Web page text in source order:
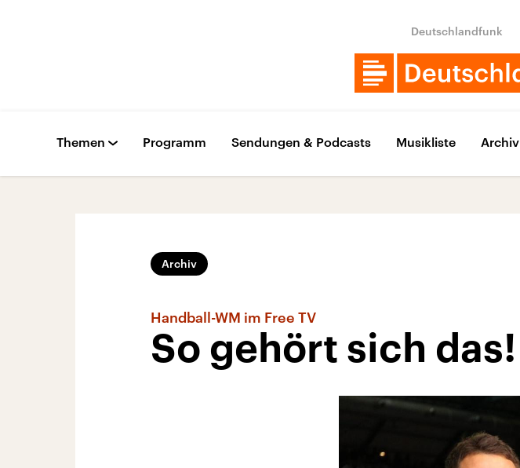
Deutschlandfunk
Themen Programm Sendungen & Podcasts Musikliste Archiv
Archiv
Handball-WM im Free TV
So gehört sich das!